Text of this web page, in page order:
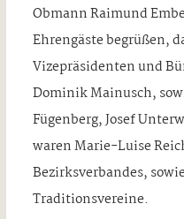
Obmann Raimund
Ehrengäste begrüßen,
Vizepräsidenten und
Dominik Mainusch,
Fügenberg, Josef
waren Marie-Luise
Bezirksverbandes,
Traditionsvereine.